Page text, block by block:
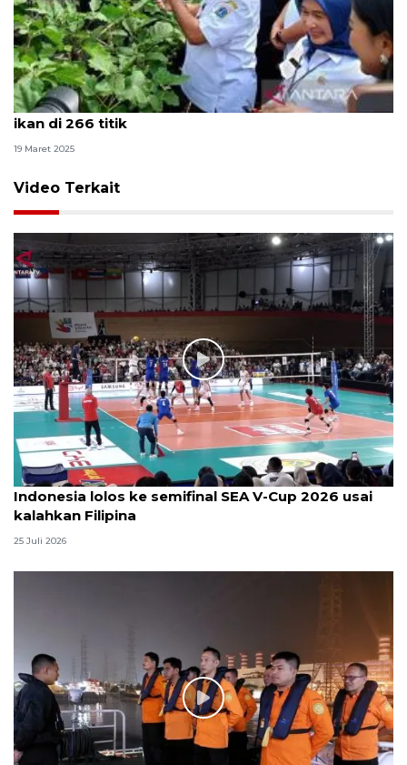
Pemprov DKI panen serentak 20 ton cabai hingga
ikan di 266 titik
19 Maret 2025
Video Terkait
Indonesia lolos ke semifinal SEA V-Cup 2026 usai
kalahkan Filipina
25 Juli 2026